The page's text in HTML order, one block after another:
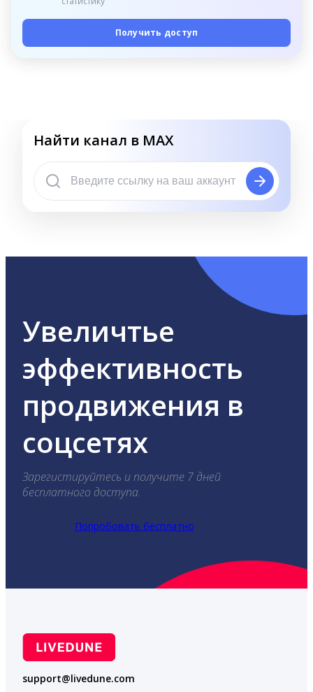
Получить доступ
Найти канал в MAX
Увеличтье
эффективность
продвижения в
соцсетях
Зарегистируйтесь и получите 7 дней
бесплатного доступа.
Попробовать бесплатно
support@livedune.com